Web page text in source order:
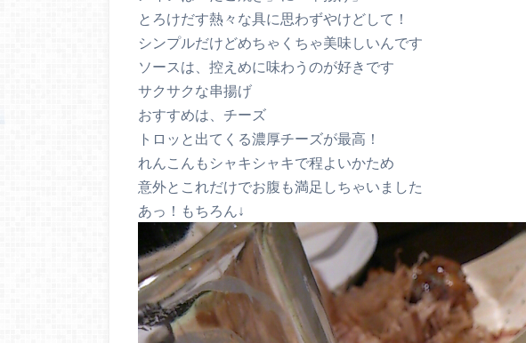
とろけだす熱々な具に思わずやけどして！
シンプルだけどめちゃくちゃ美味しいんです
ソースは、控えめに味わうのが好きです
サクサクな串揚げ
おすすめは、チーズ
トロッと出てくる濃厚チーズが最高！
れんこんもシャキシャキで程よいかため
意外とこれだけでお腹も満足しちゃいました
あっ！もちろん↓